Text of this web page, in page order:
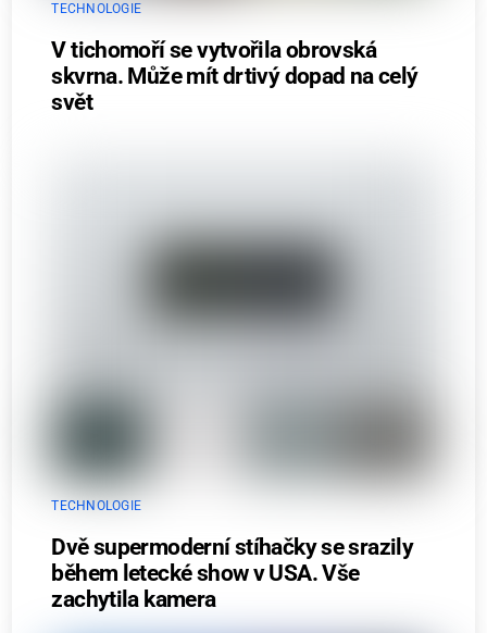
TECHNOLOGIE
V tichomoří se vytvořila obrovská
skvrna. Může mít drtivý dopad na celý
svět
TECHNOLOGIE
Dvě supermoderní stíhačky se srazily
během letecké show v USA. Vše
zachytila kamera